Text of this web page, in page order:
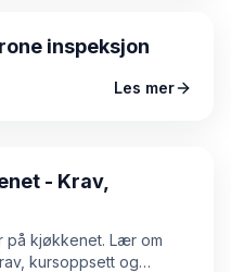
inspeksjon
Les mer
- Krav,
på kjøkkenet. Lær om
kursoppsett og